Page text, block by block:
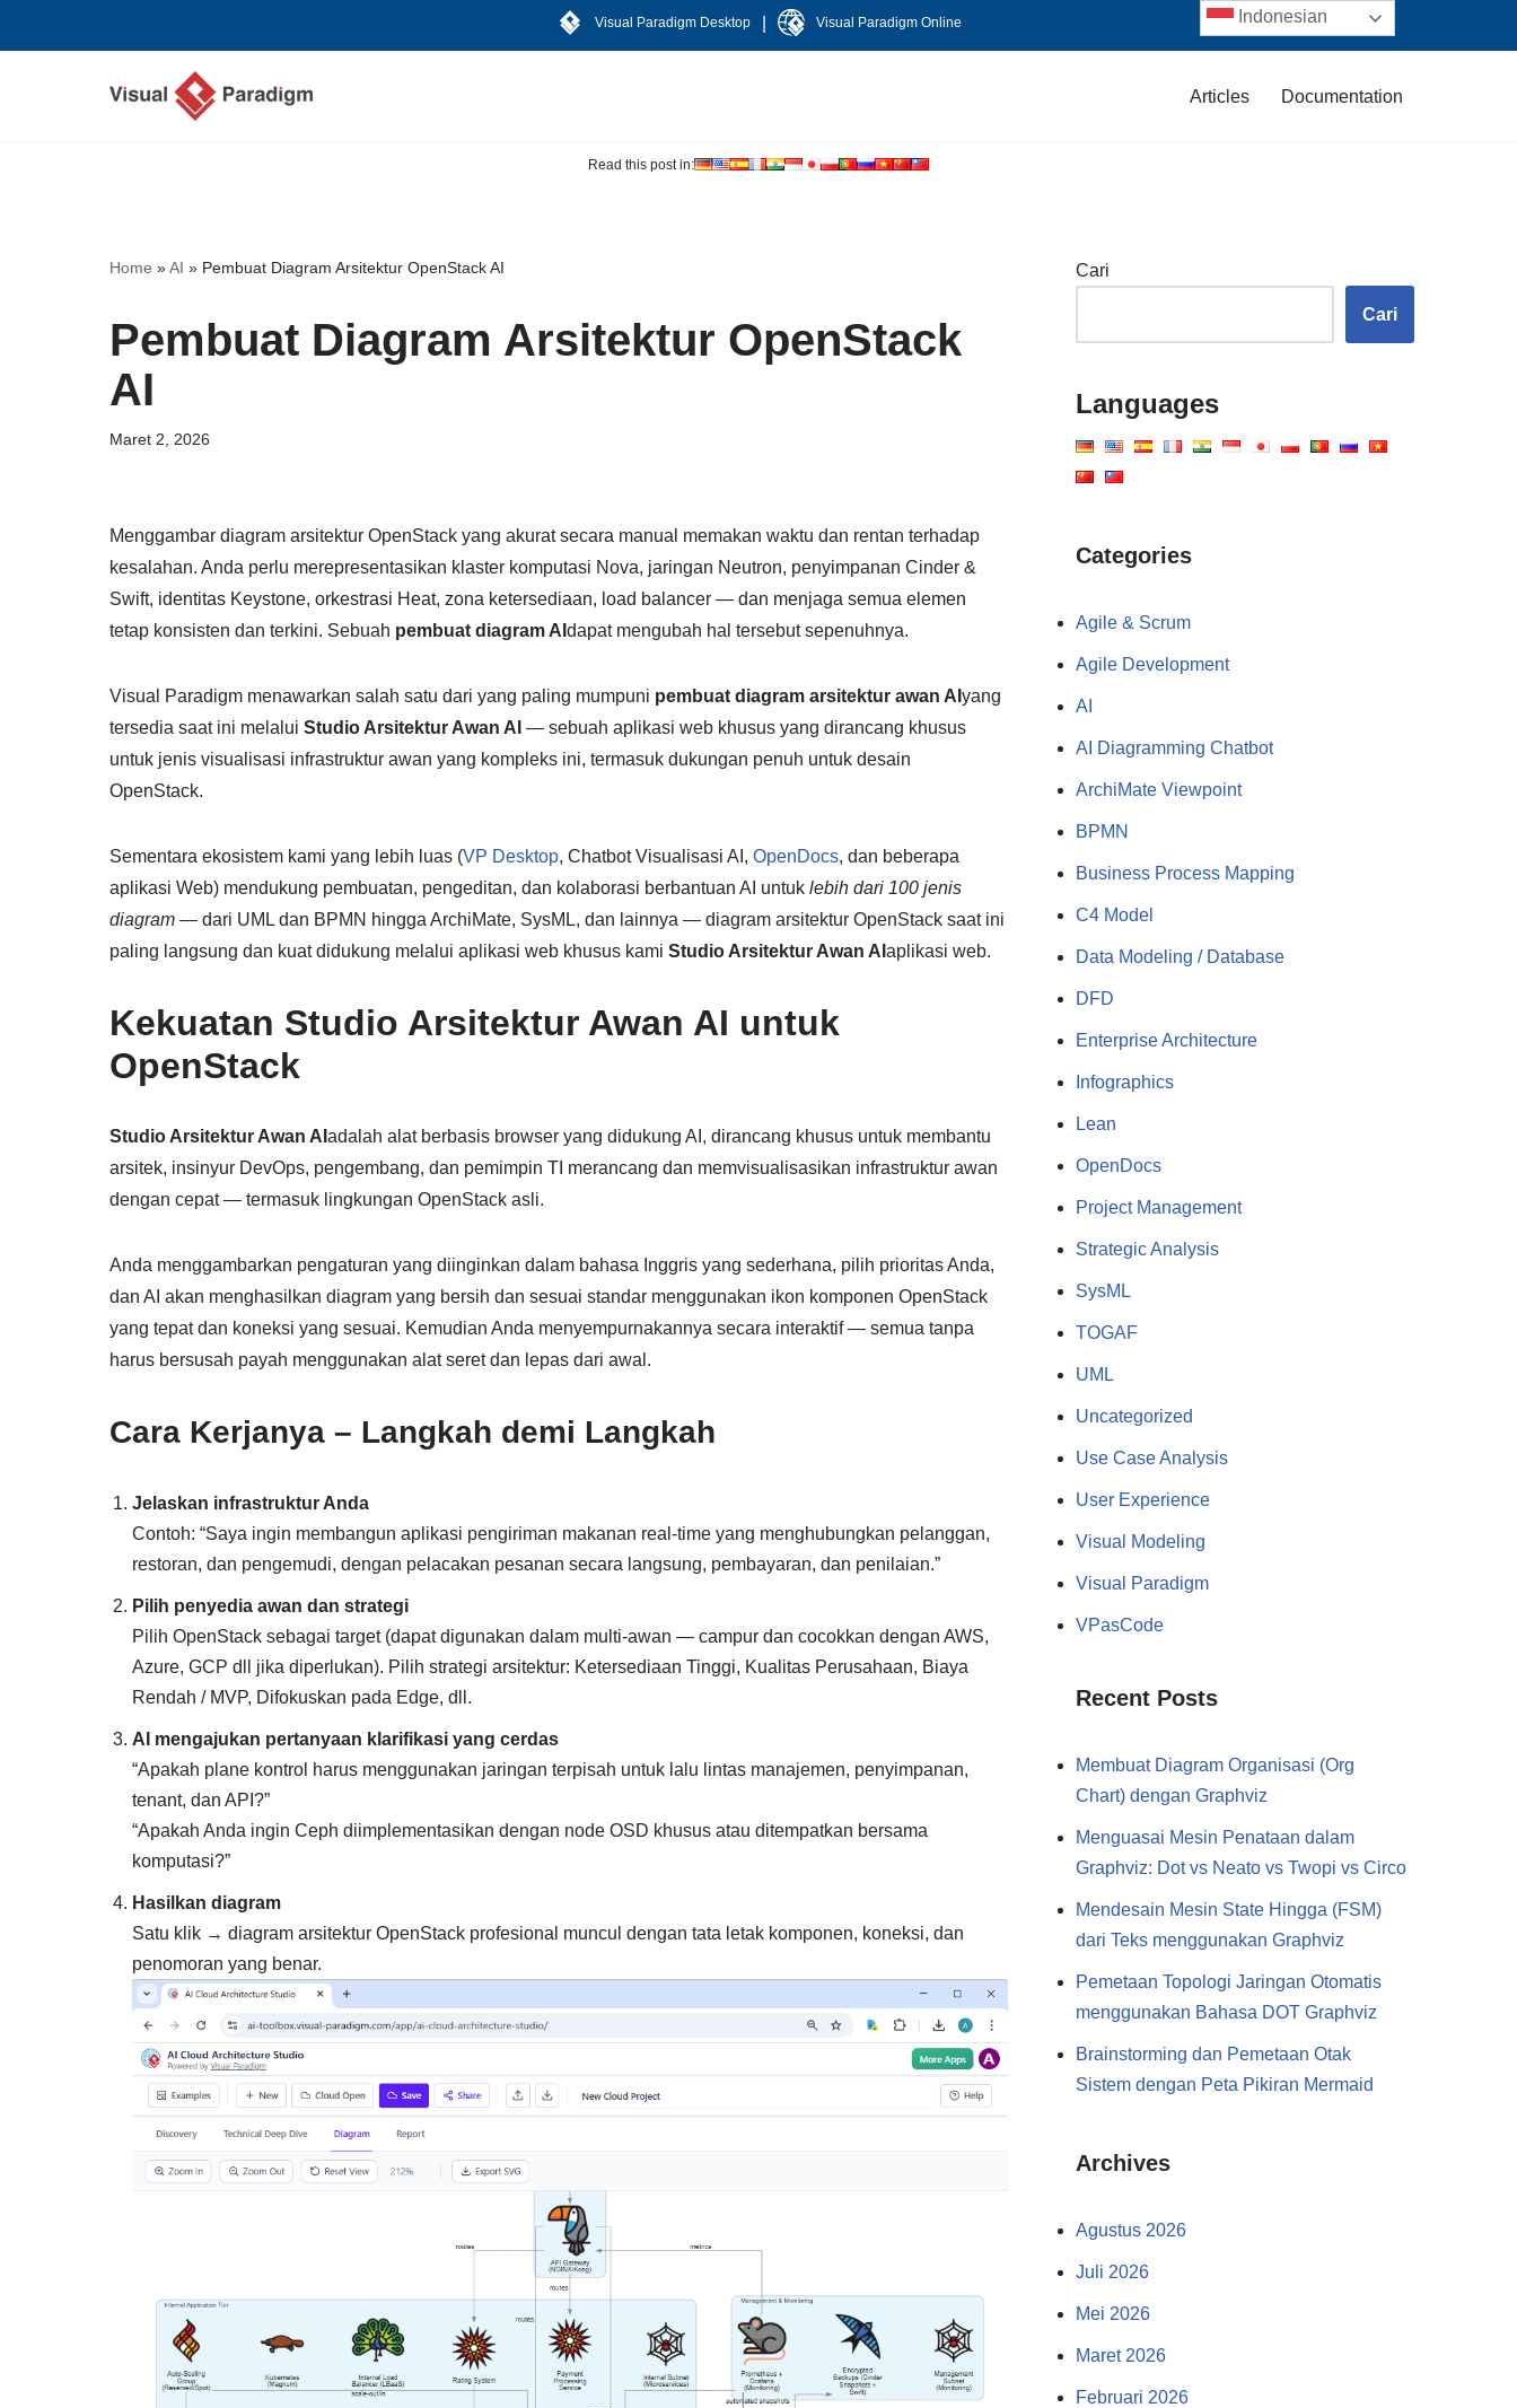
Visual Paradigm Desktop Visual Paradigm Online
Articles Documentation
Read this post in:
Home »AI » Pembuat Diagram Arsitektur OpenStack AI
Pembuat Diagram Arsitektur OpenStack
AI
Maret 2, 2026
Menggambar diagram arsitektur OpenStack yang akurat secara manual memakan waktu dan rentan terhadap
kesalahan. Anda perlu merepresentasikan klaster komputasi Nova, jaringan Neutron, penyimpanan Cinder &
Swift, identitas Keystone, orkestrasi Heat, zona ketersediaan, load balancer — dan menjaga semua elemen
tetap konsisten dan terkini. Sebuah pembuat diagram AI dapat mengubah hal tersebut sepenuhnya.
Visual Paradigm menawarkan salah satu dari yang paling mumpuni pembuat diagram arsitektur awan AI yang
tersedia saat ini melalui Studio Arsitektur Awan AI — sebuah aplikasi web khusus yang dirancang khusus
untuk jenis visualisasi infrastruktur awan yang kompleks ini, termasuk dukungan penuh untuk desain
OpenStack.
Sementara ekosistem kami yang lebih luas (VP Desktop, Chatbot Visualisasi AI, OpenDocs, dan beberapa
aplikasi Web) mendukung pembuatan, pengeditan, dan kolaborasi berbantuan AI untuk lebih dari 100 jenis
diagram — dari UML dan BPMN hingga ArchiMate, SysML, dan lainnya — diagram arsitektur OpenStack saat ini
paling langsung dan kuat didukung melalui aplikasi web khusus kami Studio Arsitektur Awan AI aplikasi web.
Kekuatan Studio Arsitektur Awan AI untuk
OpenStack
Studio Arsitektur Awan AI adalah alat berbasis browser yang didukung AI, dirancang khusus untuk membantu
arsitek, insinyur DevOps, pengembang, dan pemimpin TI merancang dan memvisualisasikan infrastruktur awan
dengan cepat — termasuk lingkungan OpenStack asli.
Anda menggambarkan pengaturan yang diinginkan dalam bahasa Inggris yang sederhana, pilih prioritas Anda,
dan AI akan menghasilkan diagram yang bersih dan sesuai standar menggunakan ikon komponen OpenStack
yang tepat dan koneksi yang sesuai. Kemudian Anda menyempurnakannya secara interaktif — semua tanpa
harus bersusah payah menggunakan alat seret dan lepas dari awal.
Cara Kerjanya – Langkah demi Langkah
Jelaskan infrastruktur Anda
Contoh: “Saya ingin membangun aplikasi pengiriman makanan real-time yang menghubungkan pelanggan,
restoran, dan pengemudi, dengan pelacakan pesanan secara langsung, pembayaran, dan penilaian.”
Pilih penyedia awan dan strategi
Pilih OpenStack sebagai target (dapat digunakan dalam multi-awan — campur dan cocokkan dengan AWS,
Azure, GCP dll jika diperlukan). Pilih strategi arsitektur: Ketersediaan Tinggi, Kualitas Perusahaan, Biaya
Rendah / MVP, Difokuskan pada Edge, dll.
AI mengajukan pertanyaan klarifikasi yang cerdas
“Apakah plane kontrol harus menggunakan jaringan terpisah untuk lalu lintas manajemen, penyimpanan,
tenant, dan API?”
“Apakah Anda ingin Ceph diimplementasikan dengan node OSD khusus atau ditempatkan bersama
komputasi?”
Hasilkan diagram
Satu klik → diagram arsitektur OpenStack profesional muncul dengan tata letak komponen, koneksi, dan
penomoran yang benar.
Cari
Cari
Languages
Categories
Agile & Scrum
Agile Development
AI
AI Diagramming Chatbot
ArchiMate Viewpoint
BPMN
Business Process Mapping
C4 Model
Data Modeling / Database
DFD
Enterprise Architecture
Infographics
Lean
OpenDocs
Project Management
Strategic Analysis
SysML
TOGAF
UML
Uncategorized
Use Case Analysis
User Experience
Visual Modeling
Visual Paradigm
VPasCode
Recent Posts
Membuat Diagram Organisasi (Org
Chart) dengan Graphviz
Menguasai Mesin Penataan dalam
Graphviz: Dot vs Neato vs Twopi vs Circo
Mendesain Mesin State Hingga (FSM)
dari Teks menggunakan Graphviz
Pemetaan Topologi Jaringan Otomatis
menggunakan Bahasa DOT Graphviz
Brainstorming dan Pemetaan Otak
Sistem dengan Peta Pikiran Mermaid
Archives
Agustus 2026
Juli 2026
Mei 2026
Maret 2026
Februari 2026
Indonesian